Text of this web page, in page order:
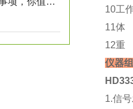
10工
11体
12重
仪器
1.信